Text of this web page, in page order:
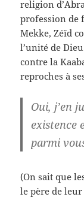
religion
profession de
Mekke, Zéïd
l’unité de
contre la
reproches à
Oui, j’en
existence
parmi
(On sait que
le père de